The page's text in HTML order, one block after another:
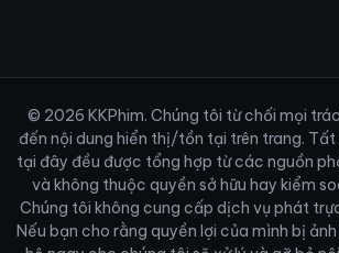
© 2026 KKPhim. Chúng tôi từ chối mọi
đến nội dung hiển thị/tồn tại trên trang. Tất
tại đây đều được tổng hợp từ các nguồn
và không thuộc quyền sở hữu hay kiểm
Chúng tôi không cung cấp dịch vụ phát
Nếu bạn cho rằng quyền lợi của mình bị